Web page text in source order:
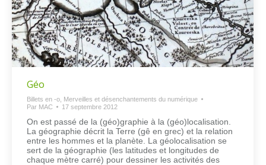
Géo
Billets en -o Merveilles et désenchantements du numérique
Par MAC 17 septembre 2012
On est passé de la (géo)graphie à la (géo)localisation.
La géographie décrit la Terre (gê en grec) et la relation
entre les hommes et la planète. La géolocalisation se
sert de la géographie (les latitudes et longitudes de
chaque mètre carré) pour dessiner les activités des